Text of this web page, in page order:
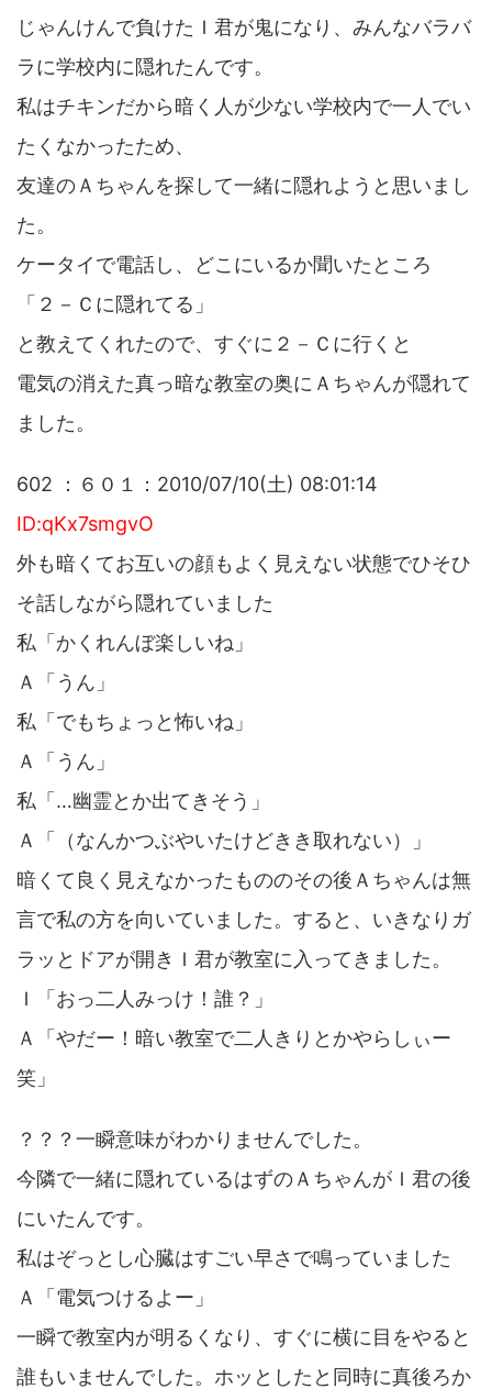
じゃんけんで負けたＩ君が鬼になり、みんなバラバ
ラに学校内に隠れたんです。
私はチキンだから暗く人が少ない学校内で一人でい
たくなかったため、
友達のＡちゃんを探して一緒に隠れようと思いまし
た。
ケータイで電話し、どこにいるか聞いたところ
「２－Ｃに隠れてる」
と教えてくれたので、すぐに２－Ｃに行くと
電気の消えた真っ暗な教室の奥にＡちゃんが隠れて
ました。
602 ：６０１：2010/07/10(土) 08:01:14
ID:qKx7smgvO
外も暗くてお互いの顔もよく見えない状態でひそひ
そ話しながら隠れていました
私「かくれんぼ楽しいね」
Ａ「うん」
私「でもちょっと怖いね」
Ａ「うん」
私「…幽霊とか出てきそう」
Ａ「（なんかつぶやいたけどきき取れない）」
暗くて良く見えなかったもののその後Ａちゃんは無
言で私の方を向いていました。すると、いきなりガ
ラッとドアが開きＩ君が教室に入ってきました。
Ｉ「おっ二人みっけ！誰？」
Ａ「やだー！暗い教室で二人きりとかやらしぃー
笑」
？？？一瞬意味がわかりませんでした。
今隣で一緒に隠れているはずのＡちゃんがＩ君の後
にいたんです。
私はぞっとし心臓はすごい早さで鳴っていました
Ａ「電気つけるよー」
一瞬で教室内が明るくなり、すぐに横に目をやると
誰もいませんでした。ホッとしたと同時に真後ろか